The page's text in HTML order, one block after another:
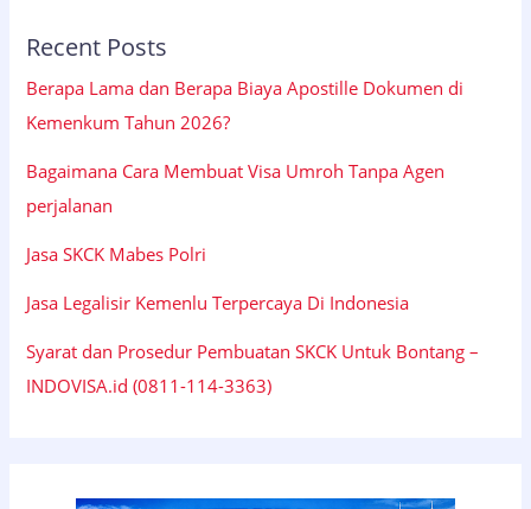
Recent Posts
Berapa Lama dan Berapa Biaya Apostille Dokumen di
Kemenkum Tahun 2026?
Bagaimana Cara Membuat Visa Umroh Tanpa Agen
perjalanan
Jasa SKCK Mabes Polri
Jasa Legalisir Kemenlu Terpercaya Di Indonesia
Syarat dan Prosedur Pembuatan SKCK Untuk Bontang –
INDOVISA.id (0811-114-3363)